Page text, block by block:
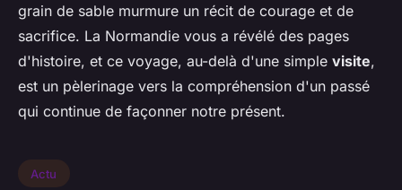
grain de sable murmure un récit de courage et de
sacrifice. La Normandie vous a révélé des pages
d'histoire, et ce voyage, au-delà d'une simple visite,
est un pèlerinage vers la compréhension d'un passé
qui continue de façonner notre présent.
Actu